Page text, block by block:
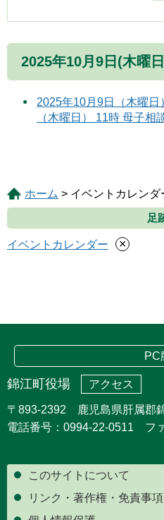
2025年10月9日(木曜
2025年10月9日（木曜日
（木曜日） 11時 母子相
ホーム > イベントカレンダ
足
イベントカレンダー ×
PC
錦江町役場 アクセス
〒893-2392 鹿児島県肝属郡
電話番号：0994-22-0511 フ
このサイトについて
リンク・著作権・免責事項